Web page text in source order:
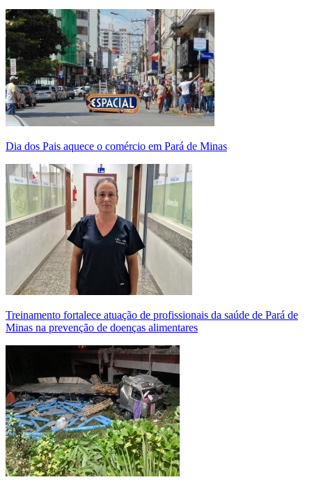
Dia dos Pais aquece o comércio em Pará de Minas
Treinamento fortalece atuação de profissionais da saúde de Pará de
Minas na prevenção de doenças alimentares